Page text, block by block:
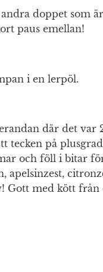
doppet som
paus emellan!
i en lerpöl.
där det var
på
och föll i bitar
Gott med kött från